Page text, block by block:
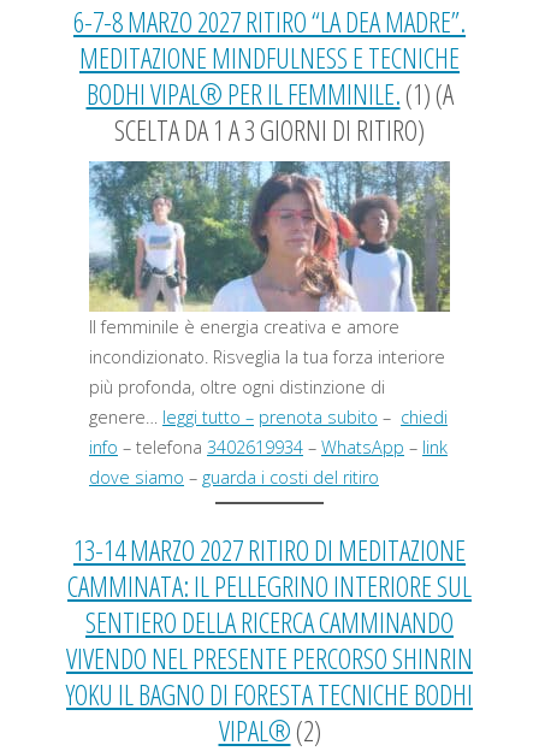
6-7-8 MARZO 2027 RITIRO “LA DEA MADRE”.
MEDITAZIONE MINDFULNESS E TECNICHE
BODHI VIPAL® PER IL FEMMINILE.(1) (A
SCELTA DA 1 A 3 GIORNI DI RITIRO)
Il femminile è energia creativa e amore
incondizionato. Risveglia la tua forza interiore
più profonda, oltre ogni distinzione di
genere… leggi tutto – prenota subito – chiedi
info – telefona 3402619934 – WhatsApp – link
dove siamo – guarda i costi del ritiro
13-14 MARZO 2027 RITIRO DI MEDITAZIONE
CAMMINATA: IL PELLEGRINO INTERIORE SUL
SENTIERO DELLA RICERCA CAMMINANDO
VIVENDO NEL PRESENTE PERCORSO SHINRIN
YOKU IL BAGNO DI FORESTA TECNICHE BODHI
VIPAL®(2)